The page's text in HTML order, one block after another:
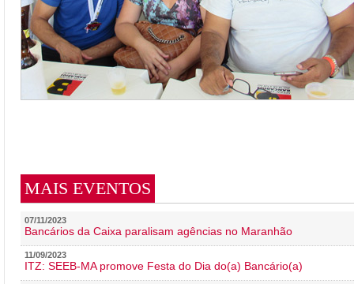
MAIS EVENTOS
07/11/2023
Bancários da Caixa paralisam agências no Maranhão
11/09/2023
ITZ: SEEB-MA promove Festa do Dia do(a) Bancário(a)